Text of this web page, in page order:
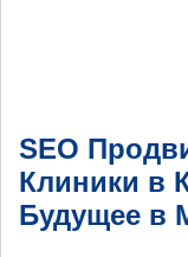
SEO
Клиники в
Будущее в